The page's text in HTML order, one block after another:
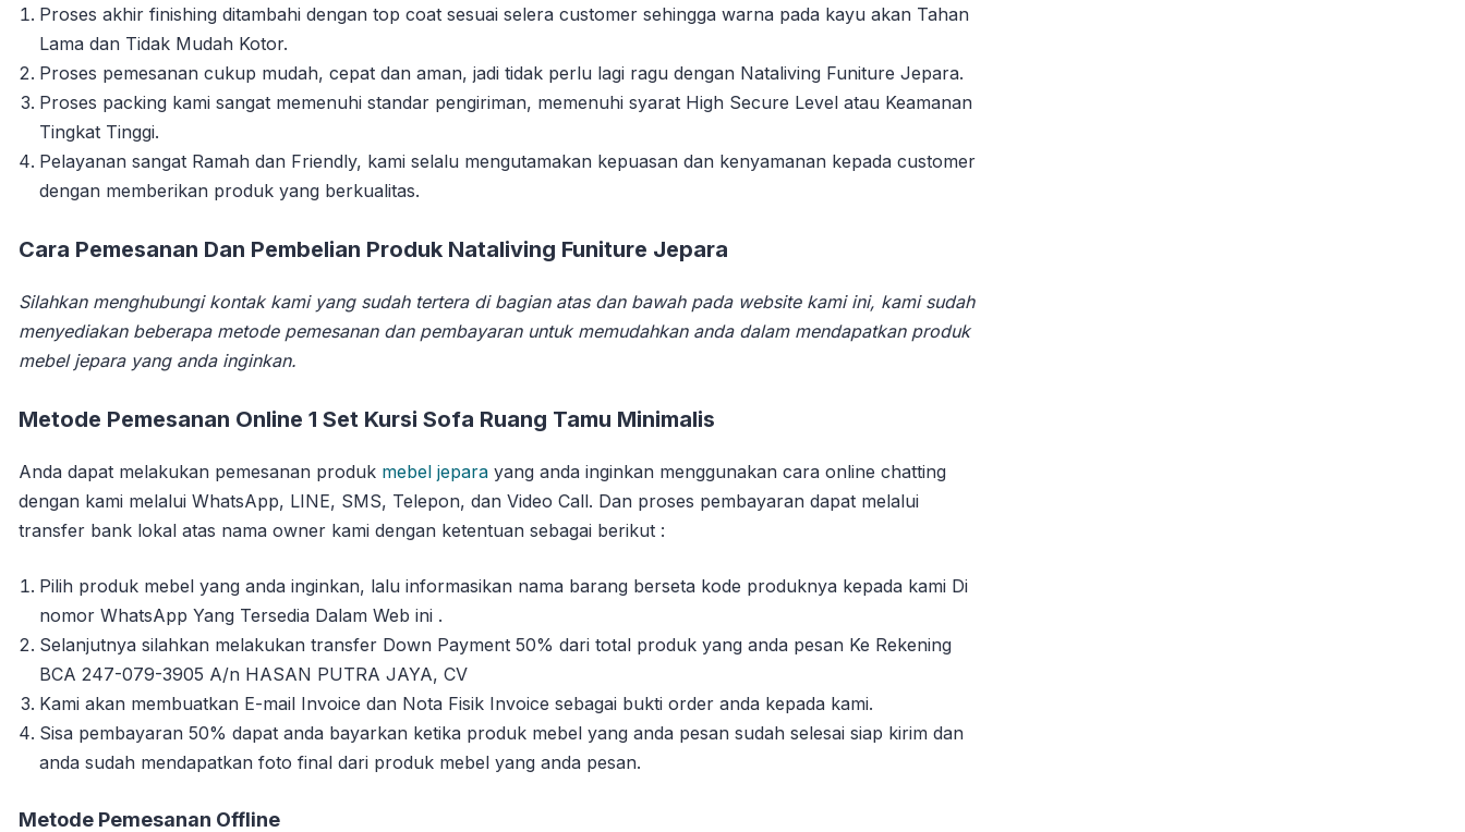
Proses akhir finishing ditambahi dengan top coat sesuai selera customer sehingga warna pada kayu akan Tahan
Lama dan Tidak Mudah Kotor.
Proses pemesanan cukup mudah, cepat dan aman, jadi tidak perlu lagi ragu dengan Nataliving Funiture Jepara.
Proses packing kami sangat memenuhi standar pengiriman, memenuhi syarat High Secure Level atau Keamanan
Tingkat Tinggi.
Pelayanan sangat Ramah dan Friendly, kami selalu mengutamakan kepuasan dan kenyamanan kepada customer
dengan memberikan produk yang berkualitas.
Cara Pemesanan Dan Pembelian Produk Nataliving Funiture Jepara
Silahkan menghubungi kontak kami yang sudah tertera di bagian atas dan bawah pada website kami ini, kami sudah
menyediakan beberapa metode pemesanan dan pembayaran untuk memudahkan anda dalam mendapatkan produk
mebel jepara yang anda inginkan.
Metode Pemesanan Online 1 Set Kursi Sofa Ruang Tamu Minimalis
Anda dapat melakukan pemesanan produk mebel jepara yang anda inginkan menggunakan cara online chatting
dengan kami melalui WhatsApp, LINE, SMS, Telepon, dan Video Call. Dan proses pembayaran dapat melalui
transfer bank lokal atas nama owner kami dengan ketentuan sebagai berikut :
Pilih produk mebel yang anda inginkan, lalu informasikan nama barang berseta kode produknya kepada kami Di
nomor WhatsApp Yang Tersedia Dalam Web ini .
Selanjutnya silahkan melakukan transfer Down Payment 50% dari total produk yang anda pesan Ke Rekening
BCA 247-079-3905 A/n HASAN PUTRA JAYA, CV
Kami akan membuatkan E-mail Invoice dan Nota Fisik Invoice sebagai bukti order anda kepada kami.
Sisa pembayaran 50% dapat anda bayarkan ketika produk mebel yang anda pesan sudah selesai siap kirim dan
anda sudah mendapatkan foto final dari produk mebel yang anda pesan.
Metode Pemesanan Offline